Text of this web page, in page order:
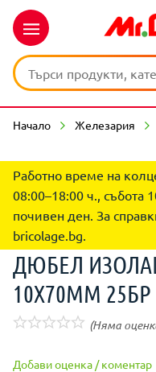
Начало Железария
Работно време на
08:00–18:00 ч., събота
почивен ден. За
bricolage.bg.
ДЮБЕЛ
10X70MM 25БР
(Няма
Добави оценка / коментар